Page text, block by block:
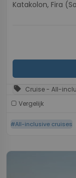
Katakolon, Fira
sell Cruise - All-
Vergelijk
#All-inclusive cruises